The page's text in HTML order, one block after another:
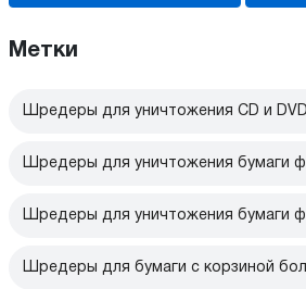
Метки
Шредеры для уничтожения CD и
Шредеры для уничтожения бумаги
Шредеры для уничтожения бумаги
Шредеры для бумаги с корзиной